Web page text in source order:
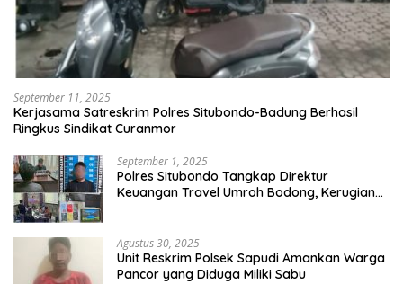
September 11, 2025
Kerjasama Satreskrim Polres Situbondo-Badung Berhasil
Ringkus Sindikat Curanmor
September 1, 2025
Polres Situbondo Tangkap Direktur
Keuangan Travel Umroh Bodong, Kerugian
Agustus 30, 2025
Unit Reskrim Polsek Sapudi Amankan Warga
Pancor yang Diduga Miliki Sabu